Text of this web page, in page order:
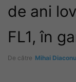
de ani
FL1, în
De către Mihai Diaconu